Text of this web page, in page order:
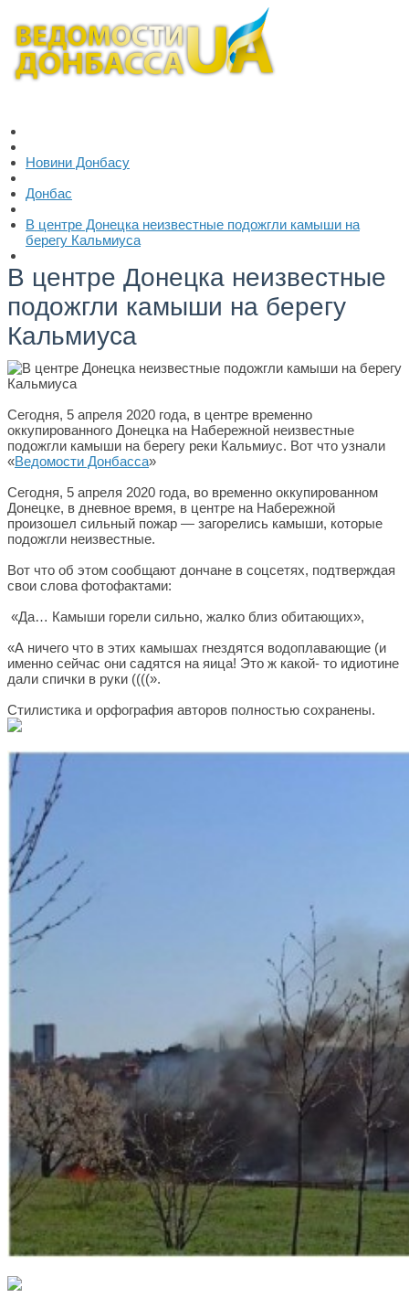
Новини Донбасу
Донбас
В центре Донецка неизвестные подожгли камыши на
берегу Кальмиуса
В центре Донецка неизвестные
подожгли камыши на берегу
Кальмиуса
Сегодня, 5 апреля 2020 года, в центре временно
оккупированного Донецка на Набережной неизвестные
подожгли камыши на берегу реки Кальмиус. Вот что узнали
«Ведомости Донбасса»
Сегодня, 5 апреля 2020 года, во временно оккупированном
Донецке, в дневное время, в центре на Набережной
произошел сильный пожар — загорелись камыши, которые
подожгли неизвестные.
Вот что об этом сообщают дончане в соцсетях, подтверждая
свои слова фотофактами:
«Да… Камыши горели сильно, жалко близ обитающих»,
«А ничего что в этих камышах гнездятся водоплавающие (и
именно сейчас они садятся на яица! Это ж какой- то идиотине
дали спички в руки ((((».
Стилистика и орфография авторов полностью сохранены.